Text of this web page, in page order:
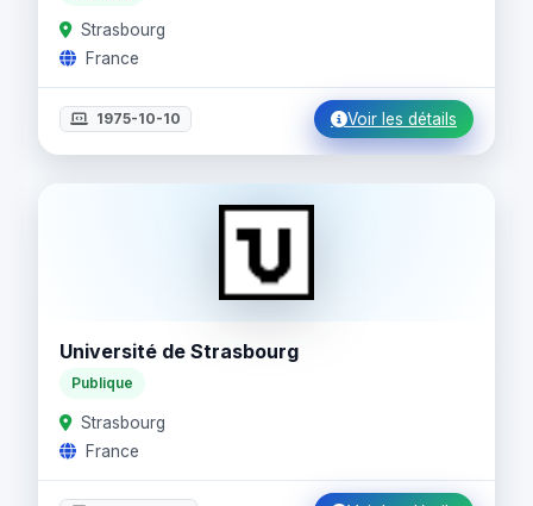
Strasbourg
France
1975-10-10 Voir les détails
Université de Strasbourg
Publique
Strasbourg
France